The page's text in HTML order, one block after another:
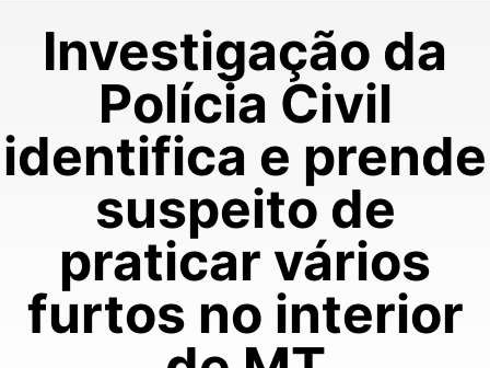
Investigação da
Polícia Civil
identifica e prende
suspeito de
praticar vários
furtos no interior